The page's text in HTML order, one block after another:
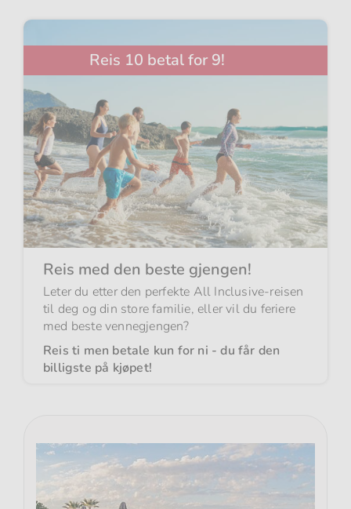
Reis 10 betal for 9!
Reis med den beste gjengen!
Leter du etter den perfekte All Inclusive-reisen
til deg og din store familie, eller vil du feriere
med beste vennegjengen?
Reis ti men betale kun for ni - du får den
billigste på kjøpet!